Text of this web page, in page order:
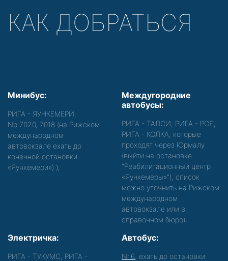
КАК ДОБРАТЬСЯ
Минибус:
РИГА - ЯУНКЕМЕРИ,
Nр.7020, 7018 (на Рижском
международном
автовокзале ехать до
конечной остановки
«Яункемери») );
Междугородние
автобусы:
РИГА - ТАЛСИ, РИГА - РОЯ,
РИГА - КОЛКА, которые
проходят через Юрмалу
(выйти на остановке
"Реабилитационный центр
«Яункемеры»"), список
можно уточнить на Рижском
международном
автовокзале или в
справочном бюро);
Электричка:
РИГА - ТУКУМС, РИГА -
Автобус:
Nr.6 , ехать до остановки